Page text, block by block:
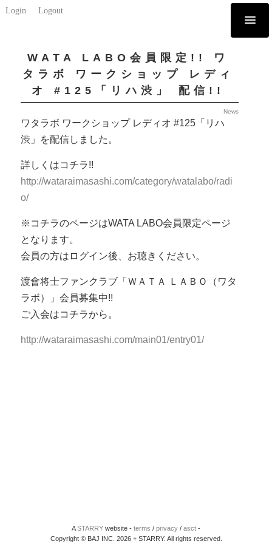
Login Logout
WATA LABO会員限定!! ワ
タラボ ワークショップ レディ
オ #125「リハ渋」 配信!!
News
ワタラボ ワークショップ レディオ #125「リハ
渋」を配信しました。
詳しくはコチラ!!
http://wataraimasashi.com/category/watalabo/radi
o/
※コチラのページはWATA LABO会員限定ページ
となります。
会員の方はログイン後、お聴きください。
渡會将士ファンクラブ「ＷＡＴＡ ＬＡＢＯ（ワタ
ラボ）」会員募集中!!
ご入会はコチラから。
http://wataraimasashi.com/main01/entry01/
ASTARRY website - terms / privacy / asct -
Copyright © BAJ INC. 2026 + STARRY. All rights reserved.